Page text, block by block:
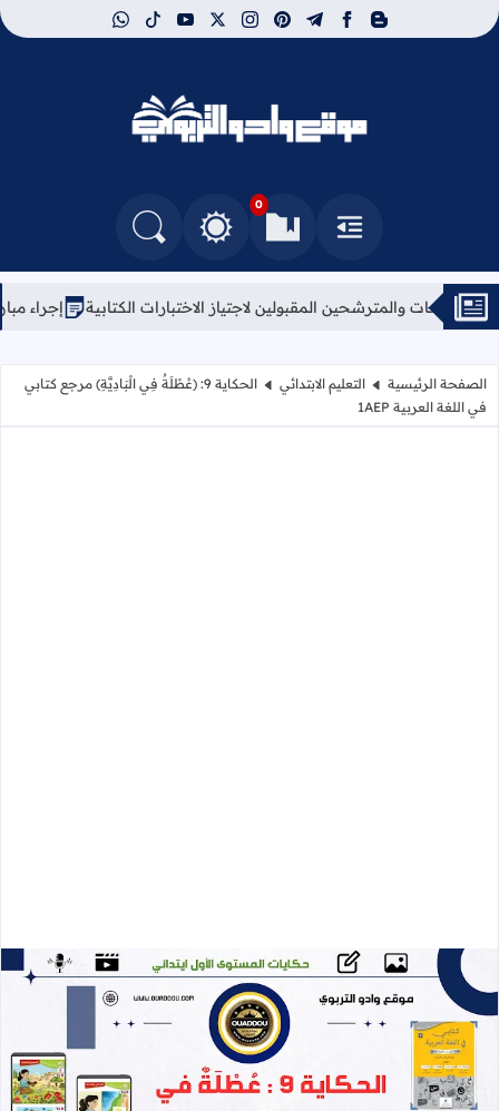
blogger
facebook
telegram
pinterest
instagram
x
youtube
tiktok
whatsapp
موقع وادو التربوي
القائمة
0
العلامات المرجعيةالتغيير بين الوضع النهاري والداكن
البحث في المدونة
المقبولين لاجتياز الاختبارات الكتابية إجراء مباريات ولوج سلك
الصفحة الرئيسية التعليم الابتدائي
الحكاية 9: (عُطْلَةٌ فِي الْبَادِيَّةِ) مرجع كتابي
في اللغة العربية 1AEP
الحكاية 9: (عُطْلَةٌ فِي الْبَادِيَّةِ) مرجع كتابي في اللغة العربية 1AEP